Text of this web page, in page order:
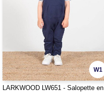
W1
LARKWOOD LW651 - Salopette en